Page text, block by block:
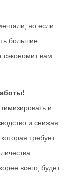
но если
большие
вам
и
и снижая
требует
всего, будет